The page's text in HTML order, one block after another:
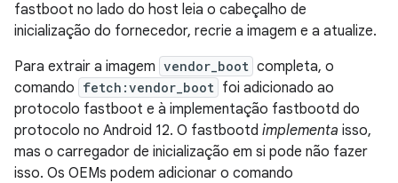
fastboot no lado do host leia o cabeçalho de
inicialização do fornecedor, recrie a imagem e a atualize.
Para extrair a imagem vendor_boot completa, o
comando fetch:vendor_boot foi adicionado ao
protocolo fastboot e à implementação fastbootd do
protocolo no Android 12. O fastbootd implementa isso,
mas o carregador de inicialização em si pode não fazer
isso. Os OEMs podem adicionar o comando